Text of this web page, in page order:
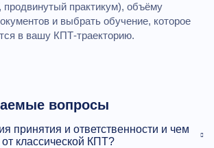
продвинутый практикум), объёму
и выбрать обучение, которое
в вашу КПТ‑траекторию.
вопросы
принятия и ответственности и чем
классической КПТ?